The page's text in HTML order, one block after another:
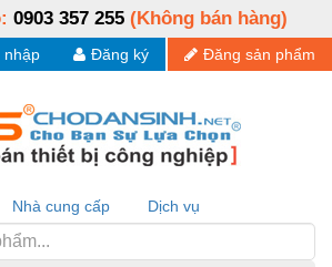
0903 357 255 (Không bán hàng)
Đăng sản phẩm
Đăng ký
nhập
Nhà cung cấp Dịch vụ